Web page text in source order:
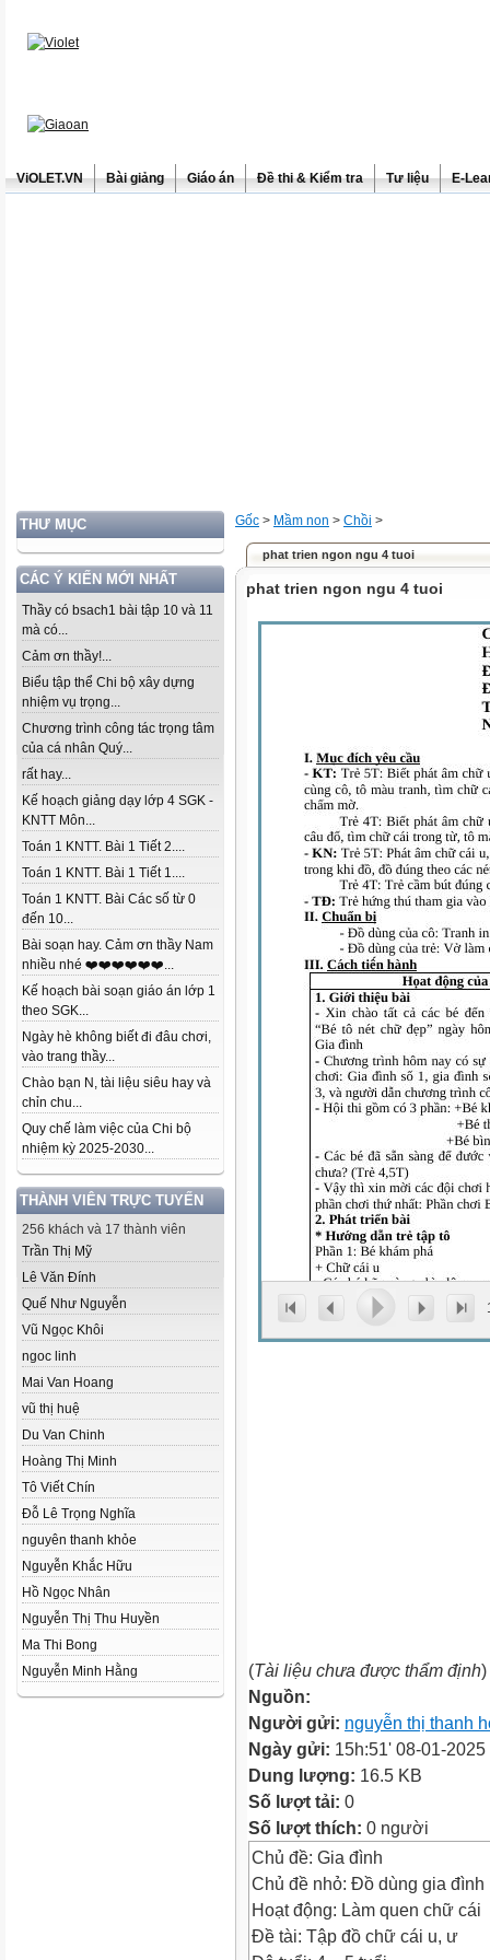
ViOLET.VN Bài giảng Giáo án Đề thi & Kiểm tra Tư liệu E-
THƯ MỤC
CÁC Ý KIẾN MỚI NHẤT
Thầy có bsach1 bài tập 10 và 11
mà có...
Cảm ơn thầy!...
Biểu tập thể Chi bộ xây dựng
nhiệm vụ trọng...
Chương trình công tác trọng tâm
của cá nhân Quý...
rất hay...
Kế hoạch giảng dạy lớp 4 SGK -
KNTT Môn...
Toán 1 KNTT. Bài 1 Tiết 2....
Toán 1 KNTT. Bài 1 Tiết 1....
Toán 1 KNTT. Bài Các số từ 0
đến 10...
Bài soạn hay. Cảm ơn thầy Nam
nhiều nhé ❤️❤️❤️❤️❤️❤️...
Kế hoạch bài soạn giáo án lớp 1
theo SGK...
Ngày hè không biết đi đâu chơi,
vào trang thầy...
Chào bạn N, tài liệu siêu hay và
chỉn chu...
Quy chế làm việc của Chi bộ
nhiệm kỳ 2025-2030...
THÀNH VIÊN TRỰC TUYẾN
256 khách và 17 thành viên
Trần Thị Mỹ
Lê Văn Đính
Quế Như Nguyễn
Vũ Ngọc Khôi
ngoc linh
Mai Van Hoang
vũ thị huệ
Du Van Chinh
Hoàng Thị Minh
Tô Viết Chín
Đỗ Lê Trọng Nghĩa
nguyên thanh khỏe
Nguyễn Khắc Hữu
Hồ Ngọc Nhân
Nguyễn Thị Thu Huyền
Ma Thi Bong
Nguyễn Minh Hằng
Gốc > Mầm non > Chồi >
phat trien ngon ngu 4 tuoi
phat trien ngon ngu 4 tuoi
(Tài liệu chưa được thẩm định)
Nguồn:
Người gửi: nguyễn thị thanh
Ngày gửi: 15h:51' 08-01-2025
Dung lượng: 16.5 KB
Số lượt tải: 0
Số lượt thích: 0 người
Chủ đề: Gia đình
Chủ đề nhỏ: Đồ dùng gia đình
Hoạt động: Làm quen chữ cái
Đề tài: Tập đồ chữ cái u, ư